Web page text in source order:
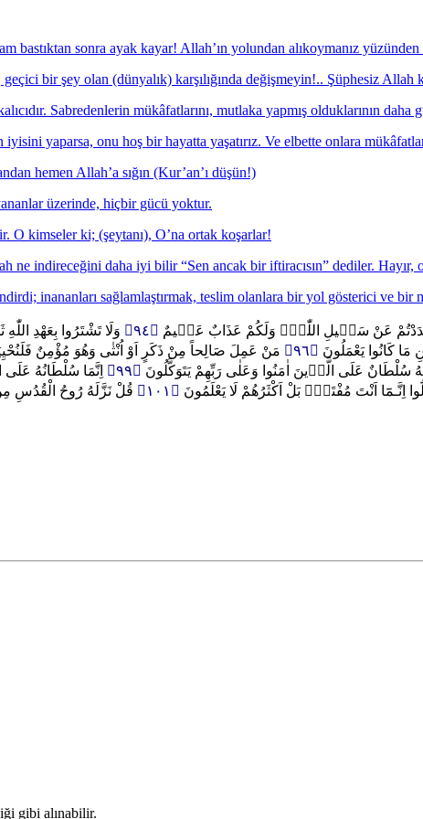
bastıktan sonra ayak kayar! Allah’ın yolundan alıkoymanız
bir şey olan (dünyalık) karşılığında değişmeyin!.. Şüphesiz Allah
Sabredenlerin mükâfatlarını, mutlaka yapmış olduklarının daha
yaparsa, onu hoş bir hayatta yaşatırız. Ve elbette onlara
hemen Allah’a sığın (Kur’an’ı düşün!)
üzerinde, hiçbir gücü yoktur.
O kimseler ki; (şeytanı), O’na ortak koşarlar!
indireceğini daha iyi bilir “Sen ancak bir iftiracısın” dediler. Hayır,
inananları sağlamlaştırmak, teslim olanlara bir yol gösterici ve bir
بِمَا صَدَدْتُمْ عَنْ سَب۪يلِ اللّٰهِۚ وَلَكُمْ عَذَابٌ عَظ۪يمٌ ﴿٩٤﴾ وَلَا تَشْتَرُوا بِعَهْدِ
كَانُوا يَعْمَلُونَ ﴿٩٦﴾ مَنْ عَمِلَ صَالِحاً مِنْ ذَكَرٍ اَوْ اُنْثٰى وَهُوَ مُؤْمِنٌ
سُلْطَانٌ عَلَى الَّذ۪ينَ اٰمَنُوا وَعَلٰى رَبِّهِمْ يَتَوَكَّلُونَ ﴿٩٩﴾ اِنَّمَا سُلْطَانُهُ
اِنَّـمَٓا اَنْتَ مُفْتَرٍۜ بَلْ اَكْثَرُهُمْ لَا يَعْلَمُونَ ﴿١٠١﴾ قُلْ نَزَّلَهُ رُوحُ الْقُدُسِ
gibi alınabilir.